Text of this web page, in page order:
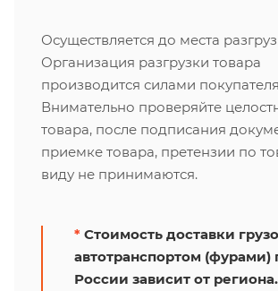
Осуществляется до места
Организация разгрузки товара
производится силами
Внимательно проверяйте
товара, после подписания
приемке товара, претензии по
виду не принимаются.
* Стоимость доставки
автотранспортом (фурами)
России зависит от